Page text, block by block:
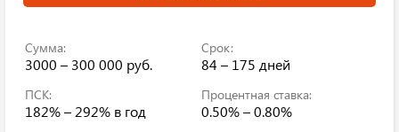
Сумма:
3000 – 300 000 руб.
Срок:
84 – 175 дней
ПСК:
182% – 292% в год
Процентная ставка:
0.50% – 0.80%